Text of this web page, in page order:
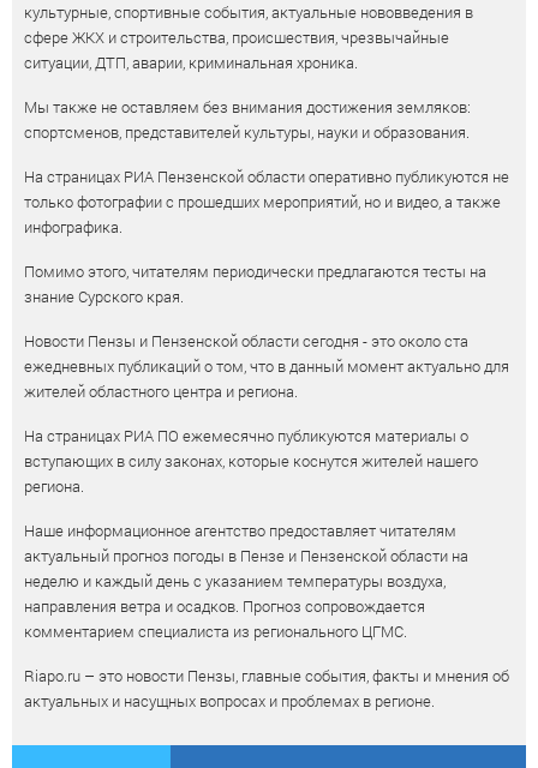
культурные, спортивные события, актуальные нововведения в
сфере ЖКХ и строительства, происшествия, чрезвычайные
ситуации, ДТП, аварии, криминальная хроника.
Мы также не оставляем без внимания достижения земляков:
спортсменов, представителей культуры, науки и образования.
На страницах РИА Пензенской области оперативно публикуются не
только фотографии с прошедших мероприятий, но и видео, а также
инфографика.
Помимо этого, читателям периодически предлагаются тесты на
знание Сурского края.
Новости Пензы и Пензенской области сегодня - это около ста
ежедневных публикаций о том, что в данный момент актуально для
жителей областного центра и региона.
На страницах РИА ПО ежемесячно публикуются материалы о
вступающих в силу законах, которые коснутся жителей нашего
региона.
Наше информационное агентство предоставляет читателям
актуальный прогноз погоды в Пензе и Пензенской области на
неделю и каждый день с указанием температуры воздуха,
направления ветра и осадков. Прогноз сопровождается
комментарием специалиста из регионального ЦГМС.
Riapo.ru – это новости Пензы, главные события, факты и мнения об
актуальных и насущных вопросах и проблемах в регионе.